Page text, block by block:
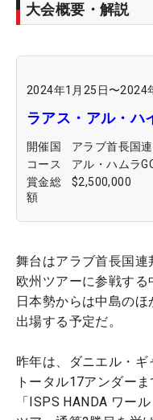
大会概要・解説
2024年1月25日〜2024
ラアス・アル・ハ
開催国
アラブ首長国
コース
アル・ハムラ
賞金総
額
$2,500,000
舞台はアラブ首長国連
欧州ツアーに参戦する
日本勢からは中島の
出場する予定だ。
昨年は、ダニエル・ギ
トータル17アンダー
「ISPS HANDA ワー